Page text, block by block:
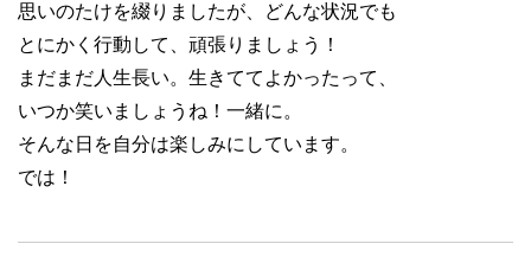
思いのたけを綴りましたが、どんな状況でも
とにかく行動して、頑張りましょう！
まだまだ人生長い。生きててよかったって、
いつか笑いましょうね！一緒に。
そんな日を自分は楽しみにしています。
では！